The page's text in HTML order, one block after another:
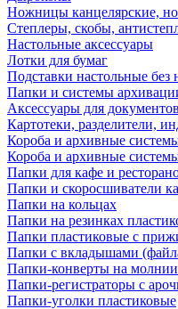
Ножницы канцелярские,
Степлеры, скобы,
Настольные аксессуары
Лотки для бумаг
Подставки настольные без
Папки и системы
Аксессуары для
Картотеки, разделители,
Короба и архивные
Короба и архивные
Папки для кафе и
Папки и скоросшиватели
Папки на кольцах
Папки на резинках
Папки пластиковые с
Папки с вкладышами
Папки-конверты на
Папки-регистраторы с
Папки-уголки пластиковые